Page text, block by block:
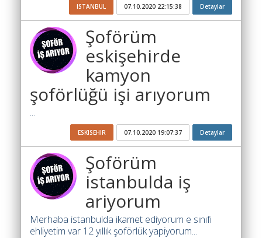
Aracına
arayanlar
Ajandam
Hakkımızda
ISTANBUL 07.10.2020 22:15:38 Detaylar
Şoförüm
eskişehirde
kamyon
şoförlüğü işi arıyorum
...
ESKISEHIR 07.10.2020 19:07:37 Detaylar
Şoförüm
istanbulda iş
ariyorum
Merhaba istanbulda ikamet ediyorum e sınıfı
ehliyetim var 12 yıllık şoförlük yapiyorum...